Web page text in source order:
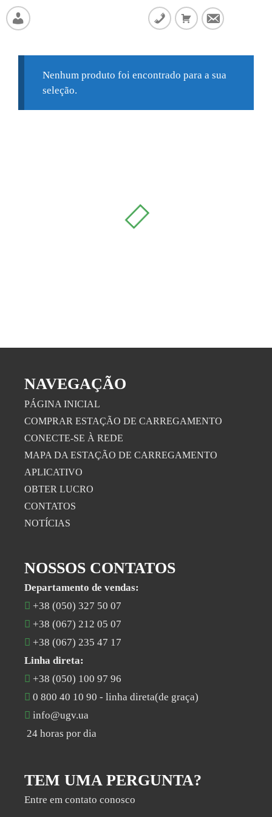
Nenhum produto foi encontrado para a sua
seleção.
NAVEGAÇÃO
PÁGINA INICIAL
COMPRAR ESTAÇÃO DE CARREGAMENTO
CONECTE-SE À REDE
MAPA DA ESTAÇÃO DE CARREGAMENTO
APLICATIVO
OBTER LUCRO
CONTATOS
NOTÍCIAS
NOSSOS CONTATOS
Departamento de vendas:
+38 (050) 327 50 07
+38 (067) 212 05 07
+38 (067) 235 47 17
Linha direta:
+38 (050) 100 97 96
0 800 40 10 90 - linha direta(de graça)
info@ugv.ua
24 horas por dia
TEM UMA PERGUNTA?
Entre em contato conosco